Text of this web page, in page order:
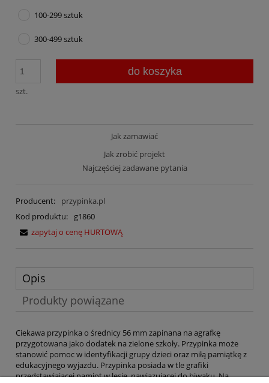
100-299 sztuk
300-499 sztuk
szt.
do koszyka
Jak zamawiać
Jak zrobić projekt
Najczęściej zadawane pytania
Producent:
przypinka.pl
Kod produktu:
g1860
zapytaj o cenę HURTOWĄ
Opis
Produkty powiązane
Ciekawa przypinka o średnicy 56 mm zapinana na agrafkę
przygotowana jako dodatek na zielone szkoły. Przypinka może
stanowić pomoc w identyfikacji grupy dzieci oraz miłą pamiątkę z
edukacyjnego wyjazdu. Przypinka posiada w tle grafiki
przedstawiającej namiot w lesie, nawiązującej do biwaku. Na